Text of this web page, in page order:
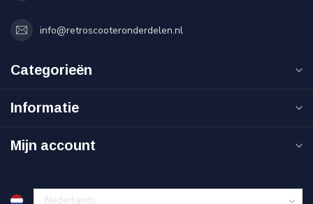
info@retroscooteronderdelen.nl
Categorieën
Informatie
Mijn account